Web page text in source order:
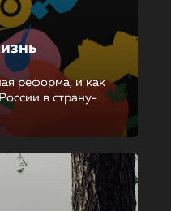
реформа, и как
в страну-